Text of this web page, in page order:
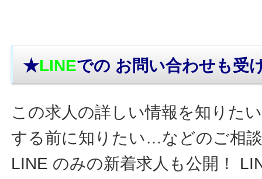
★LINEでの お問い合わせも受
この求人の詳しい情報を知りた
する前に知りたい…などのご相
LINE のみの新着求人も公開！